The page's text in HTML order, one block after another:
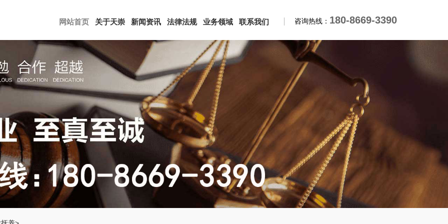
咨询热线： 180-8669-3390
网站首页 关于天崇 新闻资讯 法律法规 业务领域 联系我们